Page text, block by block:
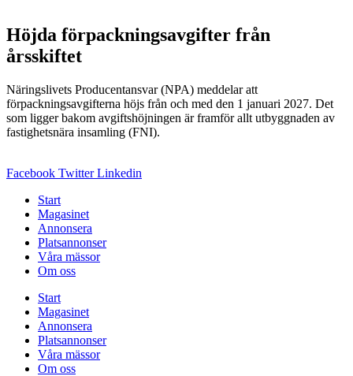
Höjda förpackningsavgifter från
årsskiftet
Näringslivets Producentansvar (NPA) meddelar att
förpackningsavgifterna höjs från och med den 1 januari 2027. Det
som ligger bakom avgiftshöjningen är framför allt utbyggnaden av
fastighetsnära insamling (FNI).
Facebook Twitter Linkedin
Start
Magasinet
Annonsera
Platsannonser
Våra mässor
Om oss
Start
Magasinet
Annonsera
Platsannonser
Våra mässor
Om oss